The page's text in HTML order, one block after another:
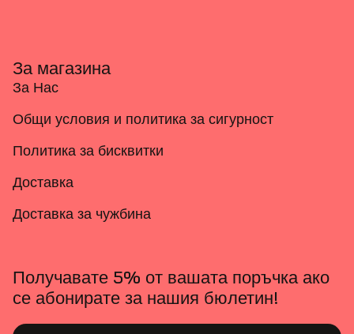
За магазина
За Нас
Общи условия и политика за сигурност
Политика за бисквитки
Доставка
Доставка за чужбина
Получавате 5% от вашата поръчка ако
се абонирате за нашия бюлетин!